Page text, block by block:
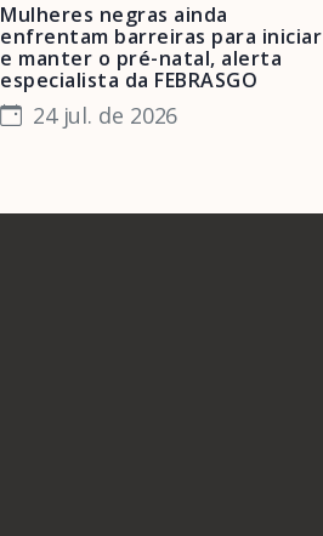
Mulheres negras ainda
enfrentam barreiras para iniciar
e manter o pré-natal, alerta
especialista da FEBRASGO
24 jul. de 2026